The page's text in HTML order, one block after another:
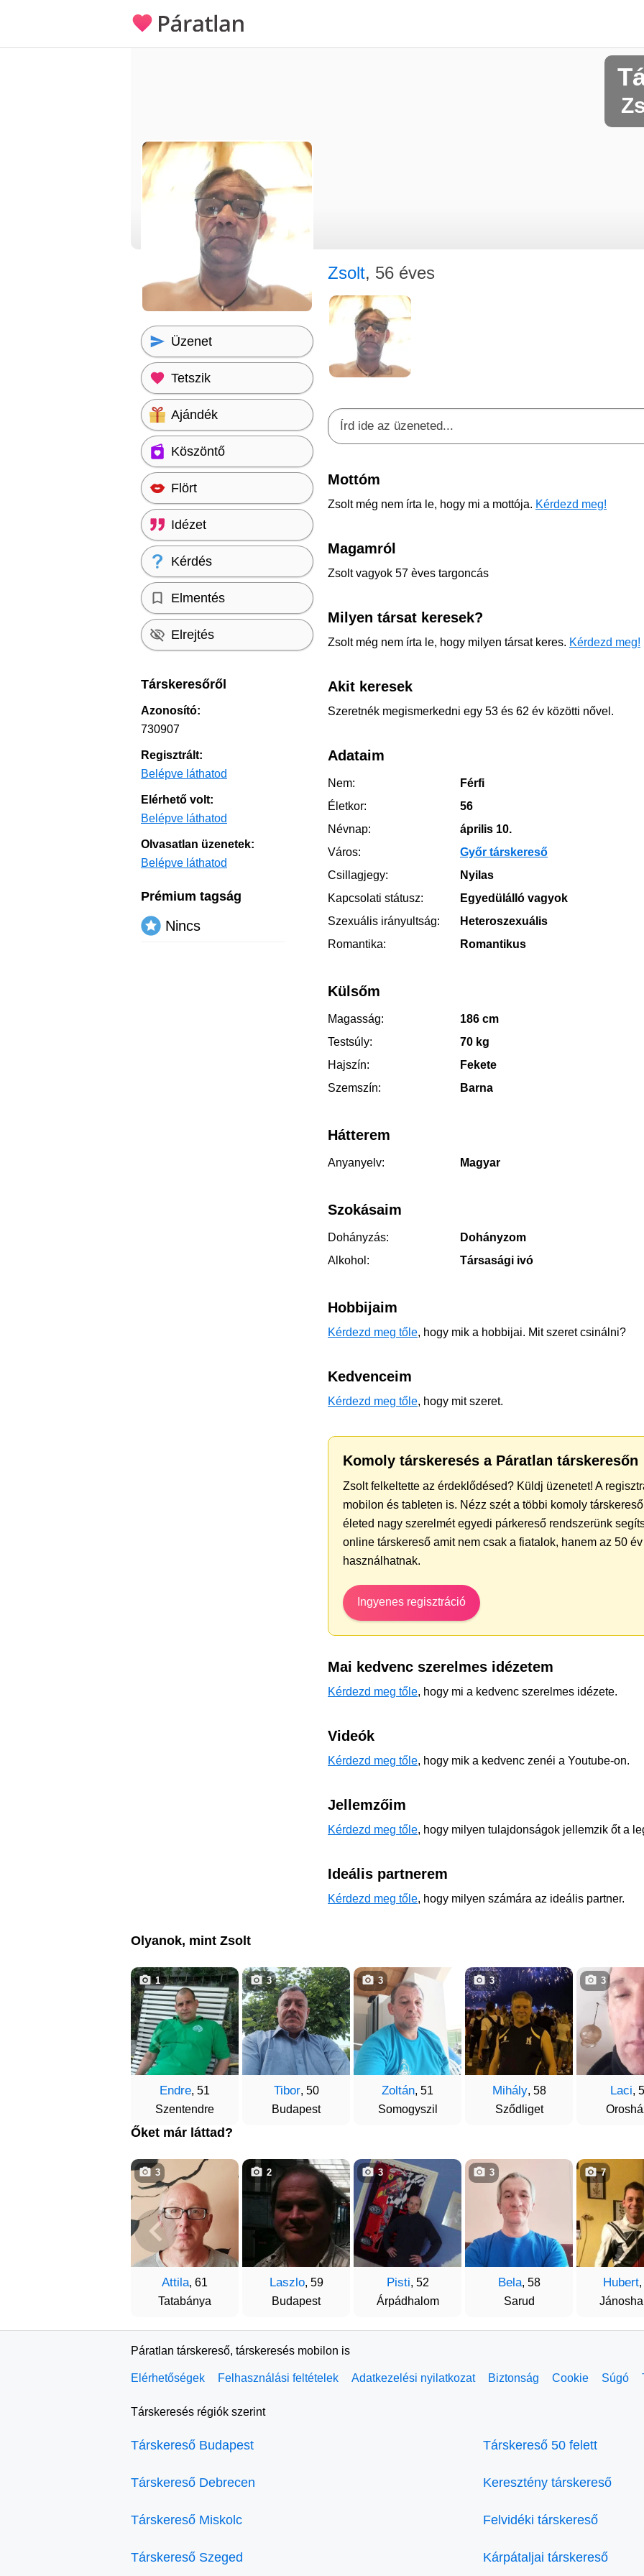
Zsolt, 56 éves
Mottóm
Zsolt még nem írta le, hogy mi a mottója. Kérdezd meg!
Magamról
Zsolt vagyok 57 èves targoncás
Milyen társat keresek?
Zsolt még nem írta le, hogy milyen társat keres. Kérdezd meg!
Akit keresek
Szeretnék megismerkedni egy 53 és 62 év közötti nővel.
Adataim
Nem:
Férfi
Életkor:
56
Névnap:
április 10.
Város:
Győr társkereső
Csillagjegy:
Nyilas
Kapcsolati státusz:
Egyedülálló vagyok
Szexuális irányultság:
Heteroszexuális
Romantika:
Romantikus
Külsőm
Magasság:
186 cm
Testsúly:
70 kg
Hajszín:
Fekete
Szemszín:
Barna
Hátterem
Anyanyelv: Magyar
Szokásaim
Dohányzás:
Dohányzom
Alkohol:
Társasági ivó
Hobbijaim
Kérdezd meg tőle, hogy mik a hobbijai. Mit szeret csinálni?
Kedvenceim
Kérdezd meg tőle, hogy mit szeret.
Komoly társkeresés a Páratlan társkeresőn
Zsolt felkeltette az érdeklődésed? Küldj üzenetet! A
mobilon és tableten is. Nézz szét a többi komoly
életed nagy szerelmét egyedi párkereső rendszerünk
online társkereső amit nem csak a fiatalok, hanem az 50
használhatnak.
Ingyenes regisztráció
Mai kedvenc szerelmes idézetem
Kérdezd meg tőle, hogy mi a kedvenc szerelmes idézete.
Videók
Kérdezd meg tőle, hogy mik a kedvenc zenéi a Youtube-on.
Jellemzőim
Kérdezd meg tőle, hogy milyen tulajdonságok jellemzik őt a
Ideális partnerem
Kérdezd meg tőle, hogy milyen számára az ideális partner.
Üzenet
Tetszik
Ajándék
Köszöntő
Flört
Idézet
Kérdés
Elmentés
Elrejtés
Társkeresőről
Azonosító:
730907
Regisztrált:
Belépve láthatod
Elérhető volt:
Belépve láthatod
Olvasatlan üzenetek:
Belépve láthatod
Prémium tagság
Nincs
Olyanok, mint Zsolt
Endre, 51
Szentendre
1
Tibor, 50
Budapest
3
Zoltán, 51
Somogyszil
3
Mihály, 58
Sződliget
3
Laci,
3
Őket már láttad?
Attila, 61
Tatabánya
3
Laszlo, 59
Budapest
2
Pisti, 52
Árpádhalom
3
Bela, 58
Sarud
3
Hubert
7
Páratlan társkereső, társkeresés mobilon is
Elérhetőségek Felhasználási feltételek Adatkezelési nyilatkozat Biztonság Cookie Súgó
Társkeresés régiók szerint
Társkereső Budapest
Társkereső Debrecen
Társkereső Miskolc
Társkereső Szeged
Társkereső 50 felett
Keresztény társkereső
Felvidéki társkereső
Kárpátaljai társkereső